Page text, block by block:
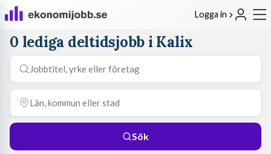
Logga in
0 lediga deltidsjobb i Kalix
Sök